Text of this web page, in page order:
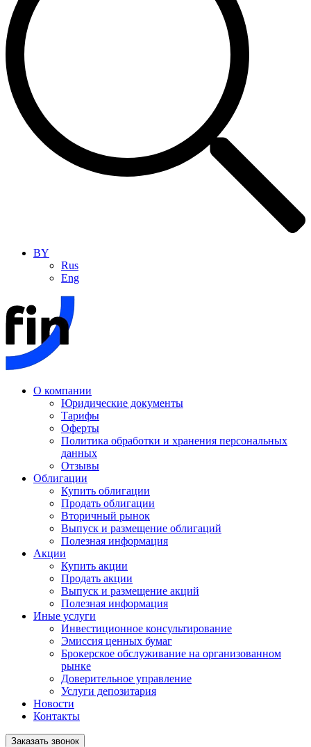
BY
Rus
Eng
О компании
Юридические документы
Тарифы
Оферты
Политика обработки и хранения персональных
данных
Отзывы
Облигации
Купить облигации
Продать облигации
Вторичный рынок
Выпуск и размещение облигаций
Полезная информация
Акции
Купить акции
Продать акции
Выпуск и размещение акций
Полезная информация
Иные услуги
Инвестиционное консультирование
Эмиссия ценных бумаг
Брокерское обслуживание на организованном
рынке
Доверительное управление
Услуги депозитария
Новости
Контакты
Заказать звонок